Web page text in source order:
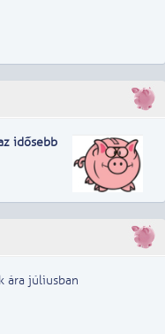
z idősebb
ára júliusban